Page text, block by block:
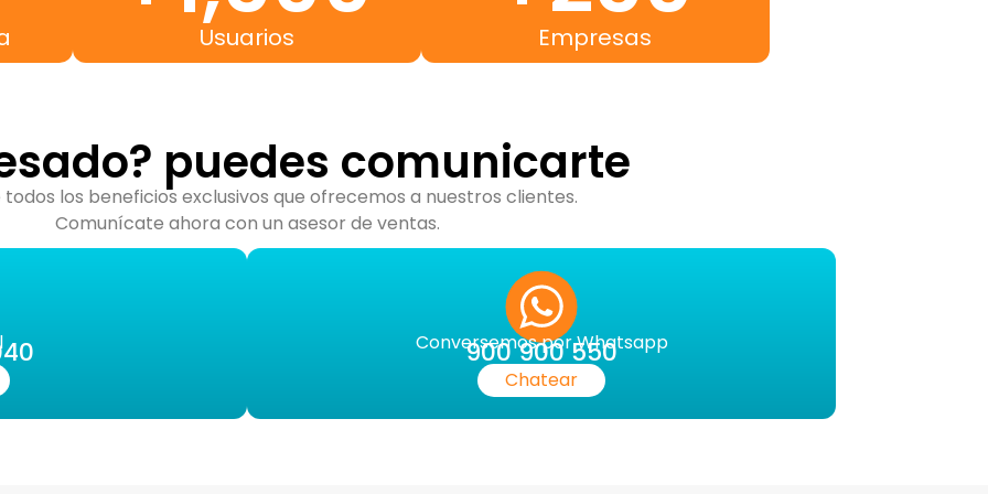
Usuarios Empresas
puedes comunicarte
los beneficios exclusivos que ofrecemos a nuestros clientes.
Comunícate ahora con un asesor de ventas.
Conversemos por Whatsapp
900 900 550
Chatear